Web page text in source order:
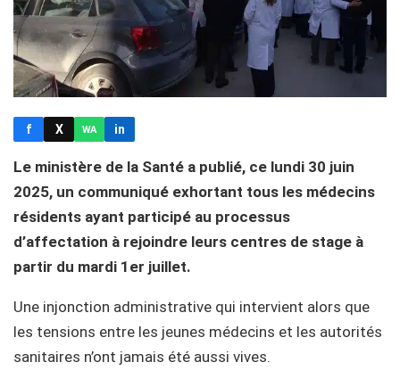
f X WA in
Le ministère de la Santé a publié, ce lundi 30 juin
2025, un communiqué exhortant tous les médecins
résidents ayant participé au processus
d’affectation à rejoindre leurs centres de stage à
partir du mardi 1er juillet.
Une injonction administrative qui intervient alors que
les tensions entre les jeunes médecins et les autorités
sanitaires n’ont jamais été aussi vives.